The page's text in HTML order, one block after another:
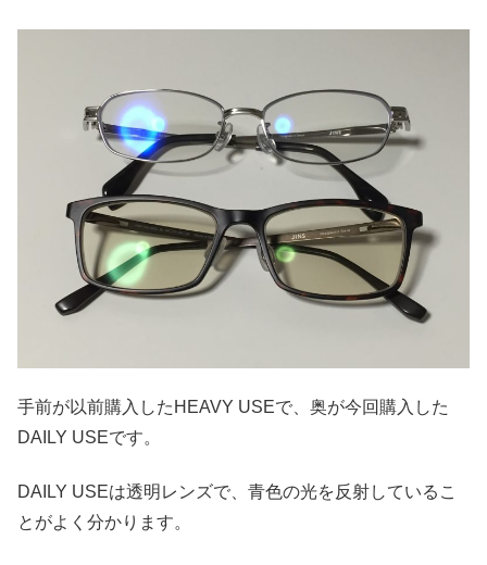
手前が以前購入したHEAVY USEで、奥が今回購入した
DAILY USEです。
DAILY USEは透明レンズで、青色の光を反射しているこ
とがよく分かります。